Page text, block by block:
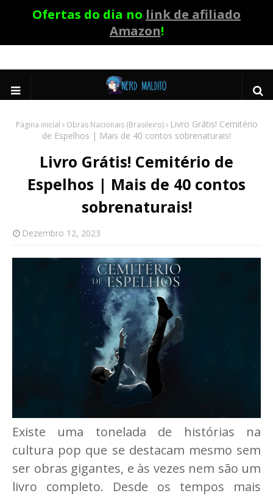
Ofertas do dia no link de afiliado
Amazon!
Página inicial Obras Nacionais (Brasileiro)
Livro Grátis! Cemitério
de Espelhos | Mais de 40 contos sobrenaturais!
Livro Grátis! Cemitério de
Espelhos | Mais de 40 contos
sobrenaturais!
Dezembro 12, 2023
Existe uma tonelada de histórias na
cultura pop que se destacam mesmo sem
ser obras gigantes, e às vezes nem são um
livro completo. Desde os tempos mais